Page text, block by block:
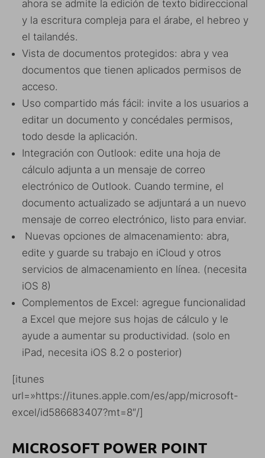
ahora se admite la edición de texto bidireccional
y la escritura compleja para el árabe, el hebreo y
el tailandés.
Vista de documentos protegidos: abra y vea
documentos que tienen aplicados permisos de
acceso.
Uso compartido más fácil: invite a los usuarios a
editar un documento y concédales permisos,
todo desde la aplicación.
Integración con Outlook: edite una hoja de
cálculo adjunta a un mensaje de correo
electrónico de Outlook. Cuando termine, el
documento actualizado se adjuntará a un nuevo
mensaje de correo electrónico, listo para enviar.
Nuevas opciones de almacenamiento: abra,
edite y guarde su trabajo en iCloud y otros
servicios de almacenamiento en línea. (necesita
iOS 8)
Complementos de Excel: agregue funcionalidad
a Excel que mejore sus hojas de cálculo y le
ayude a aumentar su productividad. (solo en
iPad, necesita iOS 8.2 o posterior)
[itunes
url=»https://itunes.apple.com/es/app/microsoft-
excel/id586683407?mt=8″/]
MICROSOFT POWER POINT